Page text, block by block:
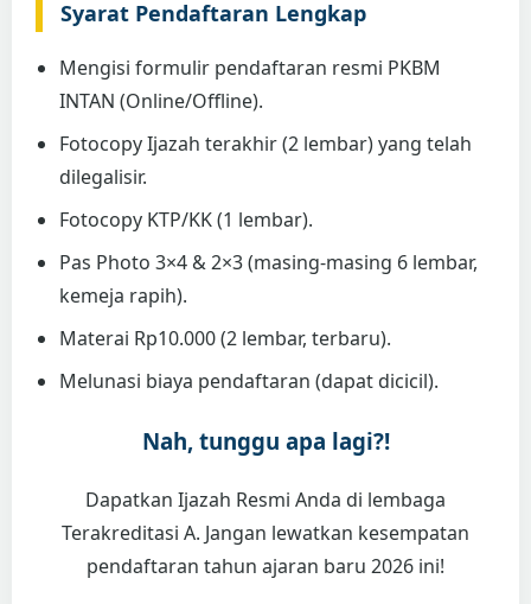
Syarat Pendaftaran Lengkap
Mengisi formulir pendaftaran resmi PKBM
INTAN (Online/Offline).
Fotocopy Ijazah terakhir (2 lembar) yang telah
dilegalisir.
Fotocopy KTP/KK (1 lembar).
Pas Photo 3×4 & 2×3 (masing-masing 6 lembar,
kemeja rapih).
Materai Rp10.000 (2 lembar, terbaru).
Melunasi biaya pendaftaran (dapat dicicil).
Nah, tunggu apa lagi?!
Dapatkan Ijazah Resmi Anda di lembaga
Terakreditasi A. Jangan lewatkan kesempatan
pendaftaran tahun ajaran baru 2026 ini!